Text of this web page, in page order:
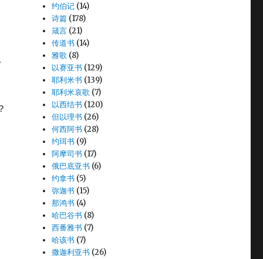
约伯记 (14)
诗篇 (178)
箴言 (21)
传道书 (14)
雅歌 (8)
以赛亚书 (129)
耶利米书 (139)
耶利米哀歌 (7)
以西结书 (120)
但以理书 (26)
何西阿书 (28)
约珥书 (9)
阿摩司书 (17)
俄巴底亚书 (6)
约拿书 (5)
弥迦书 (15)
那鸿书 (4)
哈巴谷书 (8)
西番雅书 (7)
哈该书 (7)
撒迦利亚书 (26)